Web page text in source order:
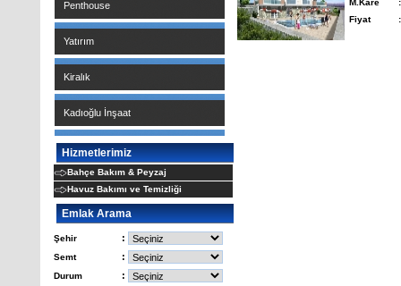
Penthouse
Yatırım
Kiralık
Kadıoğlu İnşaat
Hizmetlerimiz
Bahçe Bakım & Peyzaj
Havuz Bakımı ve Temizliği
Emlak Arama
Şehir :
Semt :
Durum :
M.Kare
:
Fiyat
: